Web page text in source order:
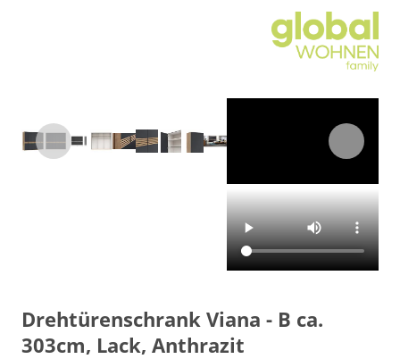
Drehtürenschrank Viana - B ca.
303cm, Lack, Anthrazit